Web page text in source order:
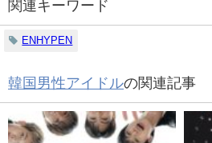
関連キーワード
ENHYPEN
韓国男性アイドルの関連記事